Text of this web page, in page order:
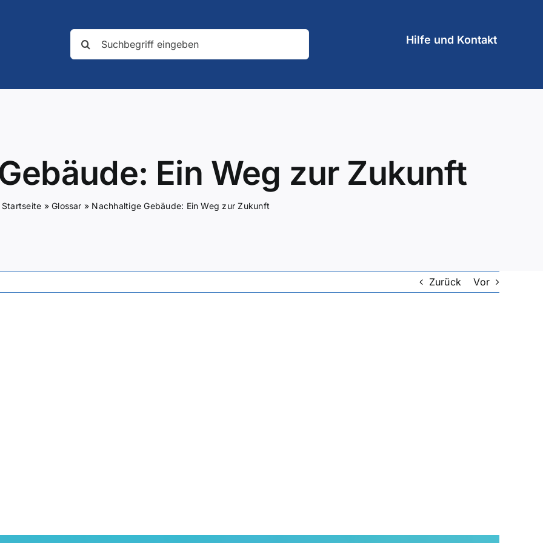
Suche
nach:
Hilfe und Kontakt
Ein Weg zur Zukunft
Startseite »Glossar » Nachhaltige Gebäude: Ein Weg zur Zukunft
Zurück Vor